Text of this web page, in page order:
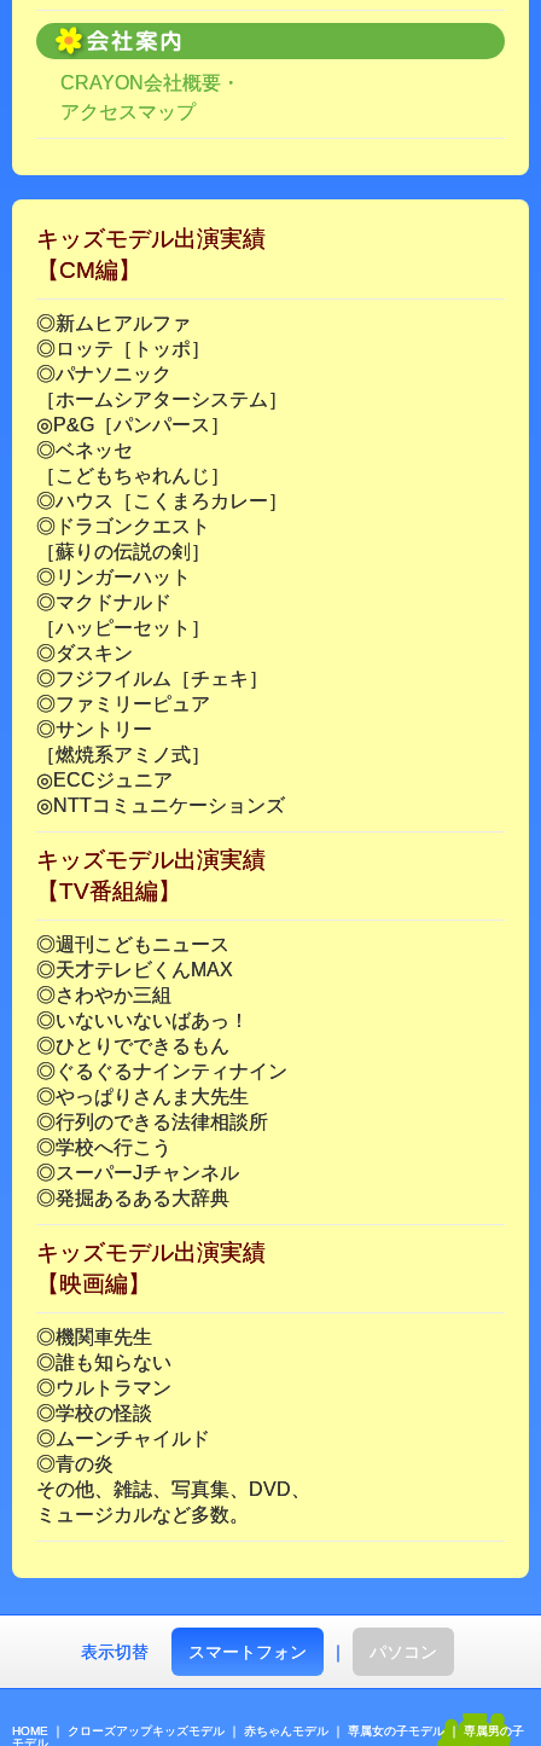
CRAYON会社概要・
アクセスマップ
キッズモデル出演実績
【CM編】
◎新ムヒアルファ
◎ロッテ［トッポ］
◎パナソニック
［ホームシアターシステム］
◎P&G［パンパース］
◎ベネッセ
［こどもちゃれんじ］
◎ハウス［こくまろカレー］
◎ドラゴンクエスト
［蘇りの伝説の剣］
◎リンガーハット
◎マクドナルド
［ハッピーセット］
◎ダスキン
◎フジフイルム［チェキ］
◎ファミリーピュア
◎サントリー
［燃焼系アミノ式］
◎ECCジュニア
◎NTTコミュニケーションズ
キッズモデル出演実績
【TV番組編】
◎週刊こどもニュース
◎天才テレビくんMAX
◎さわやか三組
◎いないいないばあっ！
◎ひとりでできるもん
◎ぐるぐるナインティナイン
◎やっぱりさんま大先生
◎行列のできる法律相談所
◎学校へ行こう
◎スーパーJチャンネル
◎発掘あるある大辞典
キッズモデル出演実績
【映画編】
◎機関車先生
◎誰も知らない
◎ウルトラマン
◎学校の怪談
◎ムーンチャイルド
◎青の炎
その他、雑誌、写真集、DVD、
ミュージカルなど多数。
表示切替 スマートフォン ｜ パソコン
HOME ｜ クローズアップキッズモデル ｜ 赤ちゃんモデル ｜ 専属女の子モデル｜ 専属男の子
モデル